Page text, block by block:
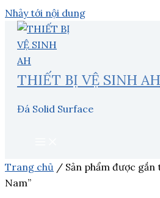
Nhảy tới nội dung
THIẾT BỊ VỆ SINH AH
Đá Solid Surface
Trang chủ / Sản phẩm được gắn
Nam”